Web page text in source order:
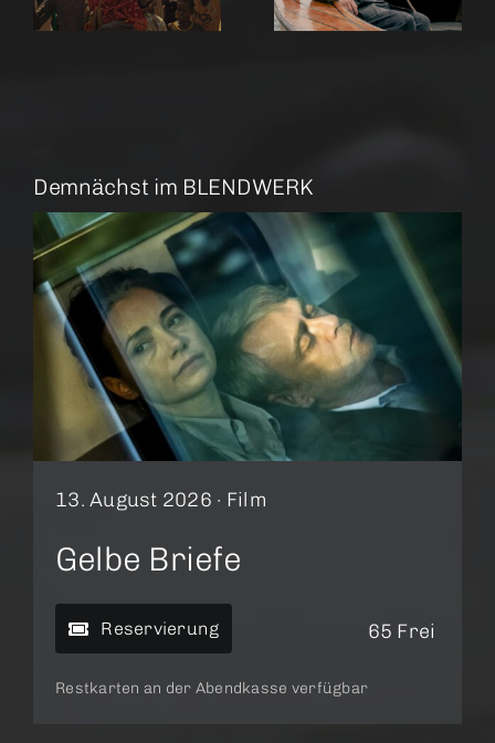
Demnächst im BLENDWERK
13. August 2026 · Film
Gelbe Briefe
Reservierung 65 Frei
Restkarten an der Abendkasse verfügbar